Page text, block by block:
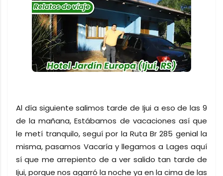
Al día siguiente salimos tarde de Ijui a eso de las 9
de la mañana, Estábamos de vacaciones así que
le metí tranquilo, seguí por la Ruta Br 285 genial la
misma, pasamos Vacaría y llegamos a Lages aquí
sí que me arrepiento de a ver salido tan tarde de
Ijui, porque nos agarró la noche ya en la cima de las